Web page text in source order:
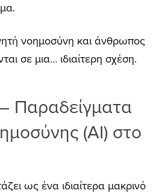
νοημοσύνη και άνθρωπος
σε μια… ιδιαίτερη σχέση.
Παραδείγματα
(AI) στο
ως ένα ιδιαίτερα μακρινό